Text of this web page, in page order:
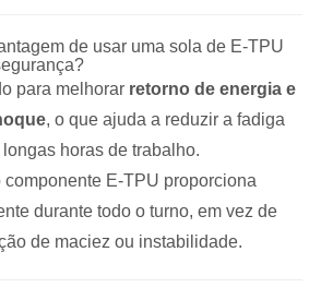
de usar uma sola de E-TPU
para melhorar retorno de energia e
, o que ajuda a reduzir a fadiga
horas de trabalho.
componente E-TPU proporciona
durante todo o turno, em vez de
de maciez ou instabilidade.